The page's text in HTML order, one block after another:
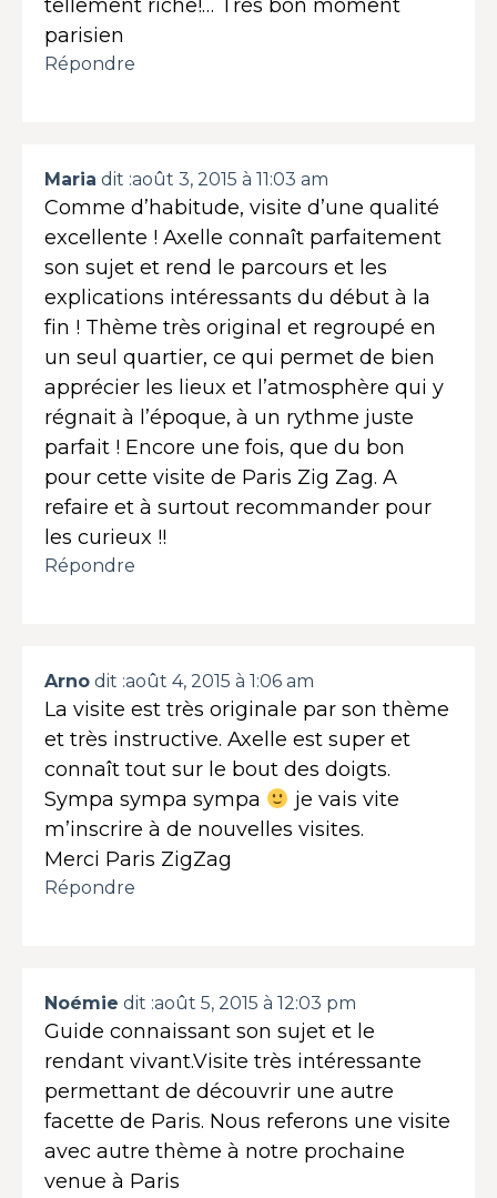
tellement riche!… Très bon moment
parisien
Répondre
Maria dit :août 3, 2015 à 11:03 am
Comme d’habitude, visite d’une qualité
excellente ! Axelle connaît parfaitement
son sujet et rend le parcours et les
explications intéressants du début à la
fin ! Thème très original et regroupé en
un seul quartier, ce qui permet de bien
apprécier les lieux et l’atmosphère qui y
régnait à l’époque, à un rythme juste
parfait ! Encore une fois, que du bon
pour cette visite de Paris Zig Zag. A
refaire et à surtout recommander pour
les curieux !!
Répondre
Arno dit :août 4, 2015 à 1:06 am
La visite est très originale par son thème
et très instructive. Axelle est super et
connaît tout sur le bout des doigts.
Sympa sympa sympa
je vais vite
m’inscrire à de nouvelles visites.
Merci Paris ZigZag
Répondre
Noémie dit :août 5, 2015 à 12:03 pm
Guide connaissant son sujet et le
rendant vivant.Visite très intéressante
permettant de découvrir une autre
facette de Paris. Nous referons une visite
avec autre thème à notre prochaine
venue à Paris